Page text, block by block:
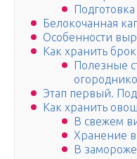
Белокочанная
Особенности
Как хранить
Полезные
Этап первый.
Как хранить овощ
В свежем
Хранение
В